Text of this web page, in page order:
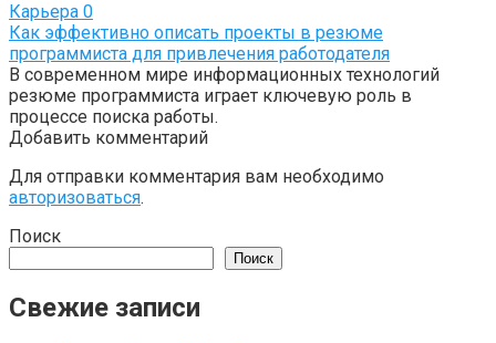
Карьера 0
Как эффективно описать проекты в резюме
программиста для привлечения работодателя
В современном мире информационных технологий
резюме программиста играет ключевую роль в
процессе поиска работы.
Добавить комментарий
Для отправки комментария вам необходимо
авторизоваться.
Поиск
Поиск
Свежие записи